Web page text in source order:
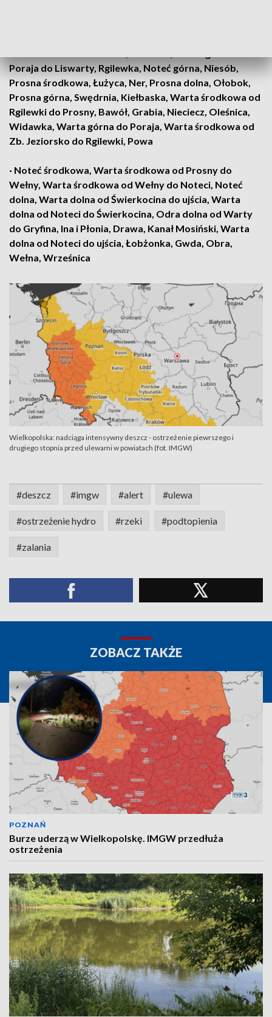
Poraja do Liswarty, Rgilewka, Noteć górna, Niesób,
Prosna środkowa, Łużyca, Ner, Prosna dolna, Ołobok,
Prosna górna, Swędrnia, Kiełbaska, Warta środkowa od
Rgilewki do Prosny, Bawół, Grabia, Nieciecz, Oleśnica,
Widawka, Warta górna do Poraja, Warta środkowa od
Zb. Jeziorsko do Rgilewki, Powa
· Noteć środkowa, Warta środkowa od Prosny do
Wełny, Warta środkowa od Wełny do Noteci, Noteć
dolna, Warta dolna od Świerkocina do ujścia, Warta
dolna od Noteci do Świerkocina, Odra dolna od Warty
do Gryfina, Ina i Płonia, Drawa, Kanał Mosiński, Warta
dolna od Noteci do ujścia, Łobżonka, Gwda, Obra,
Wełna, Wrześnica
Wielkopolska: nadciąga intensywny deszcz - ostrzeżenie piewrszego i
drugiego stopnia przed ulewami w powiatach (fot. IMGW)
#deszcz #imgw #alert #ulewa
#ostrzeżenie hydro #rzeki #podtopienia
#zalania
ZOBACZ TAKŻE
POZNAŃ
Burze uderzą w Wielkopolskę. IMGW przedłuża
ostrzeżenia